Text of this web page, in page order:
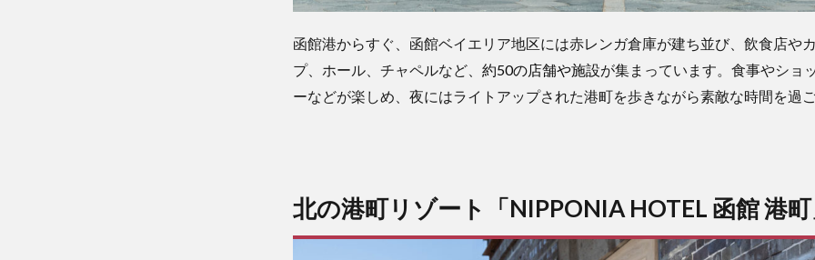
函館港からすぐ、函館ベイエリア地区には赤レンガ倉庫が建ち並び、飲食店や
プ、ホール、チャペルなど、 約50の店舗や施設が集まっています。食事やショ
ーなどが楽しめ、夜にはライトアップされた港町を歩きながら素敵な時間を過
北の港町リゾート「NIPPONIA HOTEL 函館 港